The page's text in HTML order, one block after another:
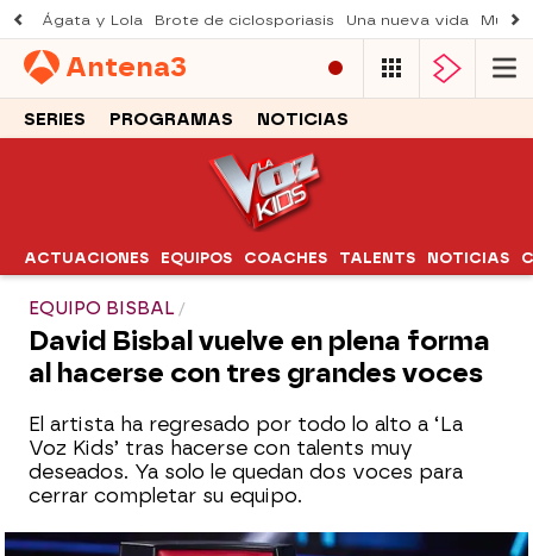
Ágata y Lola Brote de ciclosporiasis Una nueva vida
Antena3
SERIES PROGRAMAS NOTICIAS
ACTUACIONES EQUIPOS COACHES TALENTS NOTICIAS
EQUIPO BISBAL
David Bisbal vuelve en plena forma
al hacerse con tres grandes voces
El artista ha regresado por todo lo alto a ‘La
Voz Kids’ tras hacerse con talents muy
deseados. Ya solo le quedan dos voces para
cerrar completar su equipo.